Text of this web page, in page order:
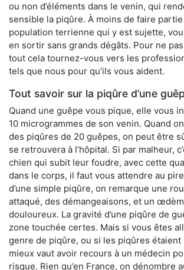
ou non d’éléments dans le venin, qui
sensible la piqûre. À moins de faire
population terrienne qui y est sujette,
en sortir sans grands dégâts. Pour ne
tout cela tournez-vous vers les
tels que nous pour qu’ils vous aident.
Tout savoir sur la piqûre d’une
Quand une guêpe vous pique, elle vous
10 microgrammes de son venin. Quand
des piqûres de 20 guêpes, on peut être
se retrouvera à l’hôpital. Si par malheur,
chien qui subit leur foudre, avec cette
dans le corps, il faut vous attendre au
d’une simple piqûre, on remarque une
attaqué, des démangeaisons, et un
douloureux. La gravité d’une piqûre de
zone touchée certes. Mais si vous êtes
genre de piqûre, ou si les piqûres étaient
mieux vaut avoir recours à un médecin
risque. Rien qu’en France, on dénombre